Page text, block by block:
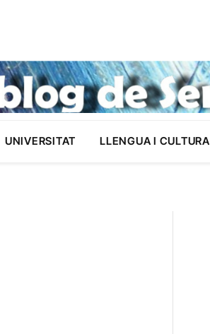
UNIVERSITAT LLENGUA I CULTURA